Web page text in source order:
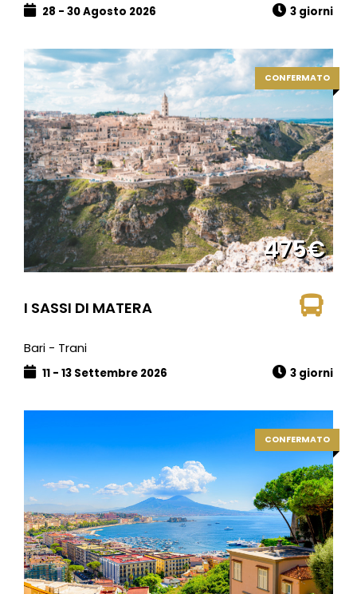
28 - 30 Agosto 2026 3 giorni
CONFERMATO
475€
I SASSI DI MATERA
Bari - Trani
11 - 13 Settembre 2026 3 giorni
CONFERMATO